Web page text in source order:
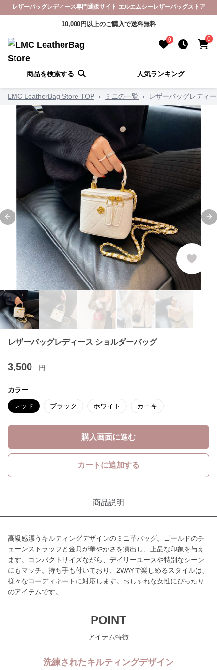
レザーバッグレディース専門通販サイト エルエムシーレザーバッグストア
10,000円以上のご購入で送料無料
0 0
商品を検索する 人気ランキング
LMC LeatherBag Store TOP › ミニの一覧 › レザーバッグレディ
Previous slide
レザーバッグレディース ショルダーバッグ
3,500 円
カラー
レッド ブラック ホワイト カーキ
購入画面に進む
カートに追加する
商品説明
高級感漂うキルティングデザインのミニ革バッグ。ゴールドのチ
ェーンストラップと金具が華やかさを演出し、上品な印象を与え
ます。コンパクトサイズながら、デイリーユースや特別なシーン
にもマッチ。持ち手も付いており、2WAYで楽しめるスタイルは、
様々なコーディネートに対応します。おしゃれな女性にぴったり
のアイテムです。
POINT
アイテム特徴
洗練されたキルティングデザイン